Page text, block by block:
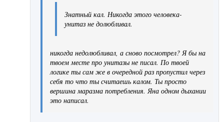
Знатный кал. Никогда этого человека-
унитаз не долюбливал.
никогда недолюбливал, а сново посмотрел? Я бы на
твоем месте про унитазы не писал. По твоей
логике ты сам же в очередной раз пропустил через
себя то что ты считаешь калом. Ты просто
вершина маразма потребления. Яна одном дыхании
это написал.